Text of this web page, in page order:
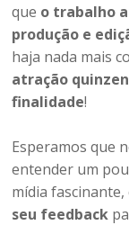
que o trabalho
produção e
haja nada mais
atração
finalidade!
Esperamos que
entender um
mídia fascinante,
seu feedback